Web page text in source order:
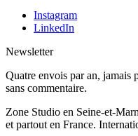
Instagram
LinkedIn
Newsletter
Quatre envois par an, jamais
sans commentaire.
Zone Studio en Seine-et-
et partout en France.